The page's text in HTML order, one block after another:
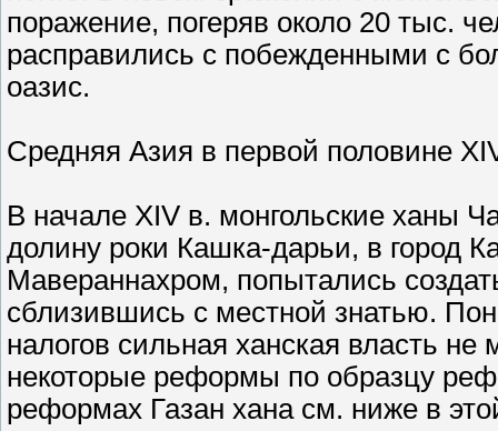
поражение, погеряв около 20 тыс.
расправились с побежденными с
оазис.
Средняя Азия в первой половине
В начале XIV в. монгольские ханы
долину роки Кашка-дарьи, в город
Мавераннахром, попытались
сблизившись с местной знатью.
налогов сильная ханская власть
некоторые реформы по образцу
реформах Газан хана см. ниже в